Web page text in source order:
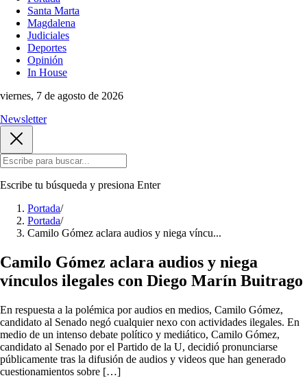
Santa Marta
Magdalena
Judiciales
Deportes
Opinión
In House
viernes, 7 de agosto de 2026
Newsletter
Escribe tu búsqueda y presiona Enter
Portada/
Portada/
Camilo Gómez aclara audios y niega víncu...
Camilo Gómez aclara audios y niega
vínculos ilegales con Diego Marín Buitrago
En respuesta a la polémica por audios en medios, Camilo Gómez,
candidato al Senado negó cualquier nexo con actividades ilegales. En
medio de un intenso debate político y mediático, Camilo Gómez,
candidato al Senado por el Partido de la U, decidió pronunciarse
públicamente tras la difusión de audios y videos que han generado
cuestionamientos sobre […]